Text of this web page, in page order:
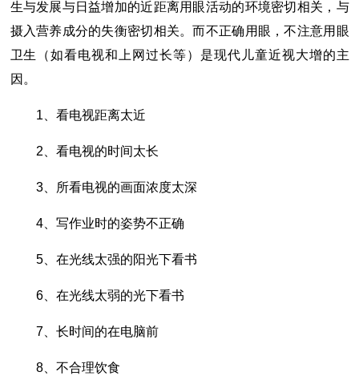
生与发展与日益增加的近距离用眼活动的环境密切相关，与
摄入营养成分的失衡密切相关。而不正确用眼，不注意用眼
卫生（如看电视和上网过长等）是现代儿童近视大增的主
因。
1、看电视距离太近
2、看电视的时间太长
3、所看电视的画面浓度太深
4、写作业时的姿势不正确
5、在光线太强的阳光下看书
6、在光线太弱的光下看书
7、长时间的在电脑前
8、不合理饮食